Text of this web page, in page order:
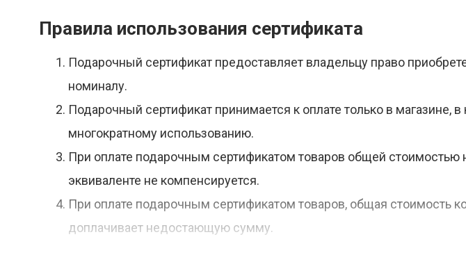
Правила использования сертификата
Подарочный сертификат предоставляет владельцу право
номиналу.
Подарочный сертификат принимается к оплате только в
многократному использованию.
При оплате подарочным сертификатом товаров общей
эквиваленте не компенсируется.
При оплате подарочным сертификатом товаров, общая стоимость
доплачивает недостающую сумму.